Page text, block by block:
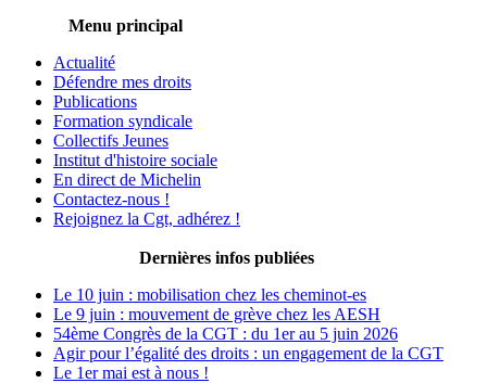
Menu principal
Actualité
Défendre mes droits
Publications
Formation syndicale
Collectifs Jeunes
Institut d'histoire sociale
En direct de Michelin
Contactez-nous !
Rejoignez la Cgt, adhérez !
Dernières infos publiées
Le 10 juin : mobilisation chez les cheminot-es
Le 9 juin : mouvement de grève chez les AESH
54ème Congrès de la CGT : du 1er au 5 juin 2026
Agir pour l’égalité des droits : un engagement de la CGT
Le 1er mai est à nous !